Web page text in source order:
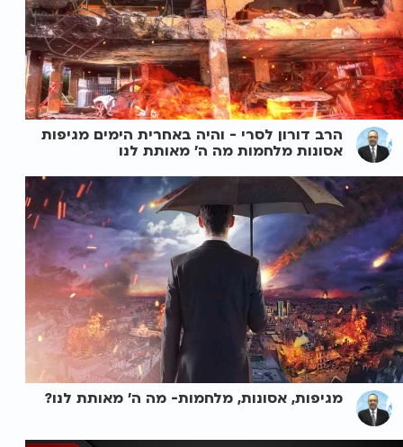
הרב דורון לסרי - והיה באחרית הימים מגיפות
אסונות מלחמות מה ה' מאותת לנו
מגיפות, אסונות, מלחמות- מה ה' מאותת לנו?